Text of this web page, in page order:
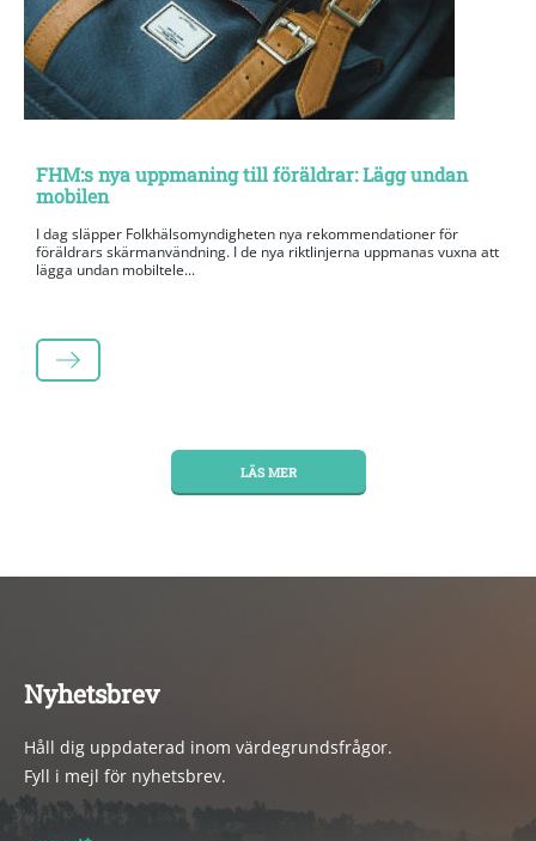
FHM:s nya uppmaning till föräldrar: Lägg undan
mobilen
I dag släpper Folkhälsomyndigheten nya rekommendationer för
föräldrars skärmanvändning. I de nya riktlinjerna uppmanas vuxna att
lägga undan mobiltele...
LÄS MER
LÄS MER
Nyhetsbrev
Håll dig uppdaterad inom värdegrundsfrågor.
Fyll i mejl för nyhetsbrev.